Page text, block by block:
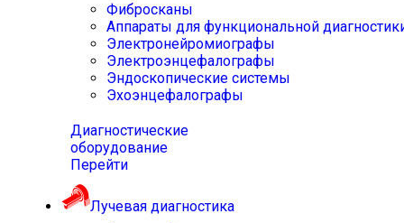
Фибросканы
Аппараты для функциональной
Электронейромиографы
Электроэнцефалографы
Эндоскопические системы
Эхоэнцефалографы
Диагностические
оборудование
Перейти
Лучевая диагностика